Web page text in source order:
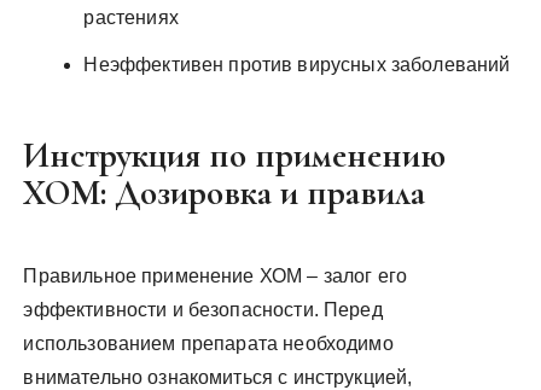
растениях
Неэффективен против вирусных заболеваний
Инструкция по применению
ХОМ: Дозировка и правила
Правильное применение ХОМ – залог его
эффективности и безопасности. Перед
использованием препарата необходимо
внимательно ознакомиться с инструкцией,